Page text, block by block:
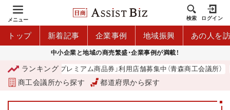
メニュー 検索 ログイン
トップ 新着記事 企業事例 地域振興 あの人を
中小企業と地域の商売繁盛・企業事例が満載！
ランキング
「青森市プレミアム商品券」利用店舗募集中（青森商工会議所）
商工会議所から探す 都道府県から探す